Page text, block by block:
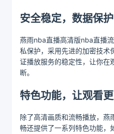
安全稳定，数据保护
燕雨nba直播高清版nba直播
私保护，采用先进的加密技术
证播放服务的稳定性，让你在
断。
特色功能，让观看
除了高清画质和流畅播放，
畅还提供了一系列特色功能，